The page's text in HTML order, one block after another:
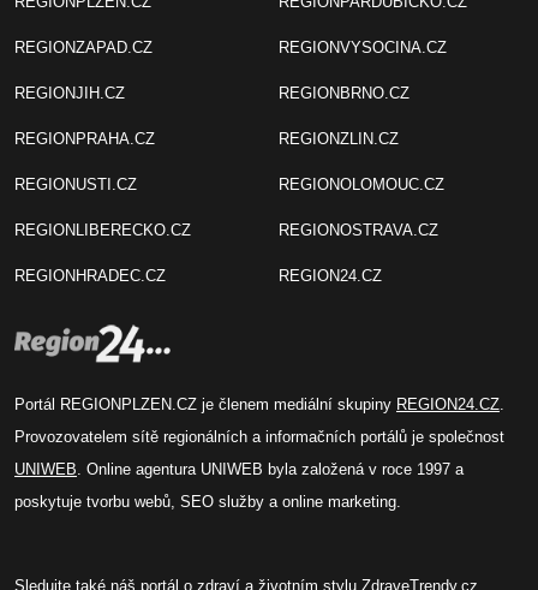
REGIONZAPAD.CZ
REGIONJIH.CZ
REGIONPRAHA.CZ
REGIONUSTI.CZ
REGIONLIBERECKO.CZ
REGIONHRADEC.CZ
REGIONVYSOCINA.CZ
REGIONBRNO.CZ
REGIONZLIN.CZ
REGIONOLOMOUC.CZ
REGIONOSTRAVA.CZ
REGION24.CZ
Portál REGIONPLZEN.CZ je členem mediální skupiny REGION24.CZ.
Provozovatelem sítě regionálních a informačních portálů je společnost
UNIWEB. Online agentura UNIWEB byla založená v roce 1997 a
poskytuje tvorbu webů, SEO služby a online marketing.
Sledujte také náš portál o zdraví a životním stylu ZdraveTrendy.cz